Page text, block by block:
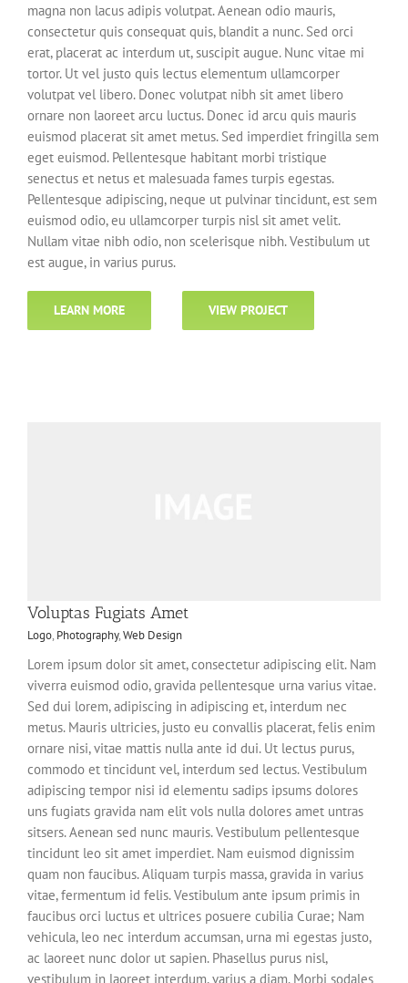
magna non lacus adipis volutpat. Aenean odio mauris,
consectetur quis consequat quis, blandit a nunc. Sed orci
erat, placerat ac interdum ut, suscipit augue. Nunc vitae mi
tortor. Ut vel justo quis lectus elementum ullamcorper
volutpat vel libero. Donec volutpat nibh sit amet libero
ornare non laoreet arcu luctus. Donec id arcu quis mauris
euismod placerat sit amet metus. Sed imperdiet fringilla sem
eget euismod. Pellentesque habitant morbi tristique
senectus et netus et malesuada fames turpis egestas.
Pellentesque adipiscing, neque ut pulvinar tincidunt, est sem
euismod odio, eu ullamcorper turpis nisl sit amet velit.
Nullam vitae nibh odio, non scelerisque nibh. Vestibulum ut
est augue, in varius purus.
LEARN MORE VIEW PROJECT
Voluptas Fugiats Amet
Logo, Photography,Web Design
Lorem ipsum dolor sit amet, consectetur adipiscing elit. Nam
viverra euismod odio, gravida pellentesque urna varius vitae.
Sed dui lorem, adipiscing in adipiscing et, interdum nec
metus. Mauris ultricies, justo eu convallis placerat, felis enim
ornare nisi, vitae mattis nulla ante id dui. Ut lectus purus,
commodo et tincidunt vel, interdum sed lectus. Vestibulum
adipiscing tempor nisi id elementu sadips ipsums dolores
uns fugiats gravida nam elit vols nulla dolores amet untras
sitsers. Aenean sed nunc mauris. Vestibulum pellentesque
tincidunt leo sit amet imperdiet. Nam euismod dignissim
quam non faucibus. Aliquam turpis massa, gravida in varius
vitae, fermentum id felis. Vestibulum ante ipsum primis in
faucibus orci luctus et ultrices posuere cubilia Curae; Nam
vehicula, leo nec interdum accumsan, urna mi egestas justo,
ac laoreet nunc dolor ut sapien. Phasellus purus nisl,
vestibulum in laoreet interdum, varius a diam. Morbi sodales